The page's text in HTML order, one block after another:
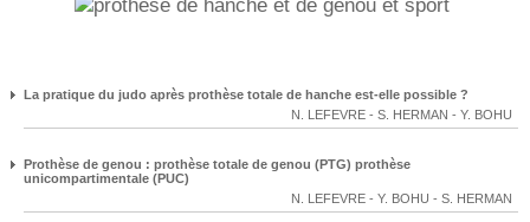
La pratique du judo après prothèse totale de hanche est-elle possible ?
N. LEFEVRE - S. HERMAN - Y. BOHU
Prothèse de genou : prothèse totale de genou (PTG) prothèse
unicompartimentale (PUC)
N. LEFEVRE - Y. BOHU - S. HERMAN